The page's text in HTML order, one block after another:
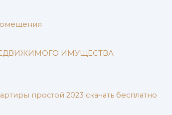
ИМУЩЕСТВА
простой 2023 скачать бесплатно